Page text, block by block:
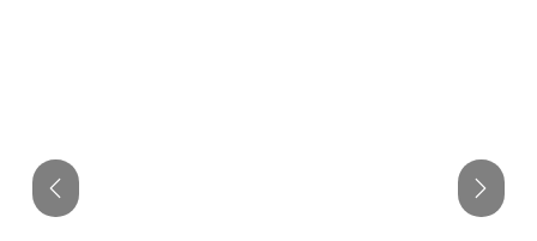
Précédent